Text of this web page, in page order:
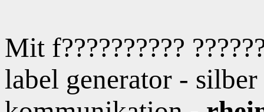
Mit f??????????
label generator -